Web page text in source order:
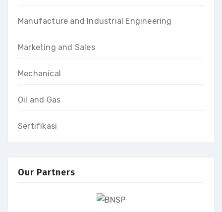
Manufacture and Industrial Engineering
Marketing and Sales
Mechanical
Oil and Gas
Sertifikasi
Our Partners